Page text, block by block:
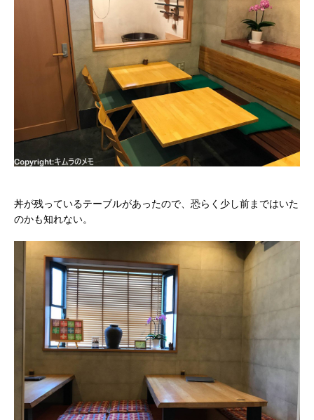
丼が残っているテーブルがあったので、恐らく少し前まではいた
のかも知れない。